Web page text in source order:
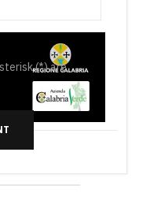
(*) are